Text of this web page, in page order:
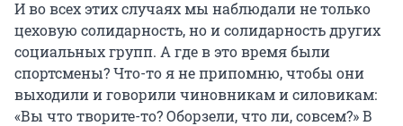
И во всех этих случаях мы наблюдали не только
цеховую солидарность, но и солидарность других
социальных групп. А где в это время были
спортсмены? Что-то я не припомню, чтобы они
выходили и говорили чиновникам и силовикам:
«Вы что творите-то? Оборзели, что ли, совсем?» В